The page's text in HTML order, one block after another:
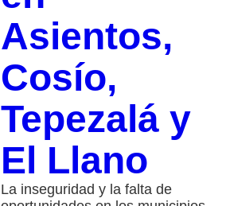
Asientos,
Cosío,
Tepezalá y
El Llano
La inseguridad y la falta de